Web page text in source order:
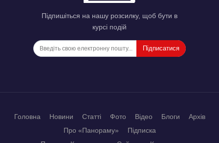
Підпишіться на нашу розсилку, щоб бути в
курсі подій
Підписатися
Головна Новини Статті Фото Відео Блоги
Архів
Про «Панораму»
Підписка